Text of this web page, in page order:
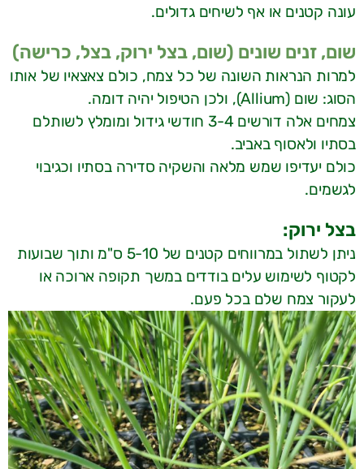
עונה קטנים או אף לשיחים גדולים.
שום, זנים שונים (שום, בצל ירוק, בצל, כרישה)
למרות הנראות השונה של כל צמח, כולם צאצאיו של אותו
הסוג: שום (Allium), ולכן הטיפול יהיה דומה.
צמחים אלה דורשים 3-4 חודשי גידול ומומלץ לשותלם
בסתיו ולאסוף באביב.
כולם יעדיפו שמש מלאה והשקיה סדירה בסתיו וכגיבוי
לגשמים.
בצל ירוק:
ניתן לשתול במרווחים קטנים של 5-10 ס"מ ותוך שבועות
לקטוף לשימוש עלים בודדים במשך תקופה ארוכה או
לעקור צמח שלם בכל פעם.